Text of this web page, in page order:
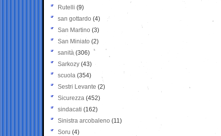
Rutelli (9)
san gottardo (4)
San Martino (3)
San Miniato (2)
sanità (306)
Sarkozy (43)
scuola (354)
Sestri Levante (2)
Sicurezza (452)
sindacati (162)
Sinistra arcobaleno (11)
Soru (4)